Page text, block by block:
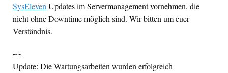
SysEleven Updates im Servermanagement vornehmen, die
nicht ohne Downtime möglich sind. Wir bitten um euer
Verständnis.
~~
Update: Die Wartungsarbeiten wurden erfolgreich